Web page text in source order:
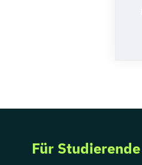
Für Studierende